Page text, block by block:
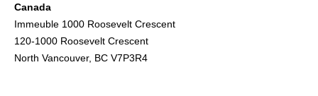
Canada
Immeuble 1000 Roosevelt Crescent
120-1000 Roosevelt Crescent
North Vancouver, BC V7P3R4